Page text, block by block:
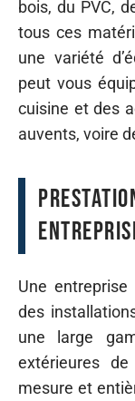
bois, du PVC,
tous ces
une variété
peut vous
cuisine et des
auvents, voire
Une
des
une large
extérieures
mesure et